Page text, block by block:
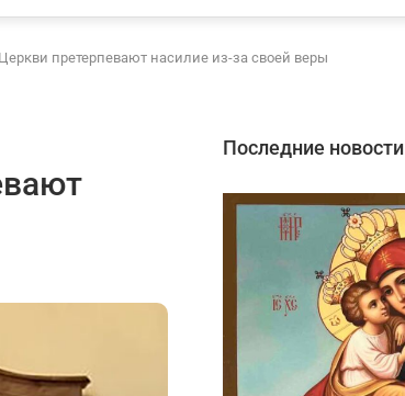
претерпевают насилие из-за своей веры
Последние новости